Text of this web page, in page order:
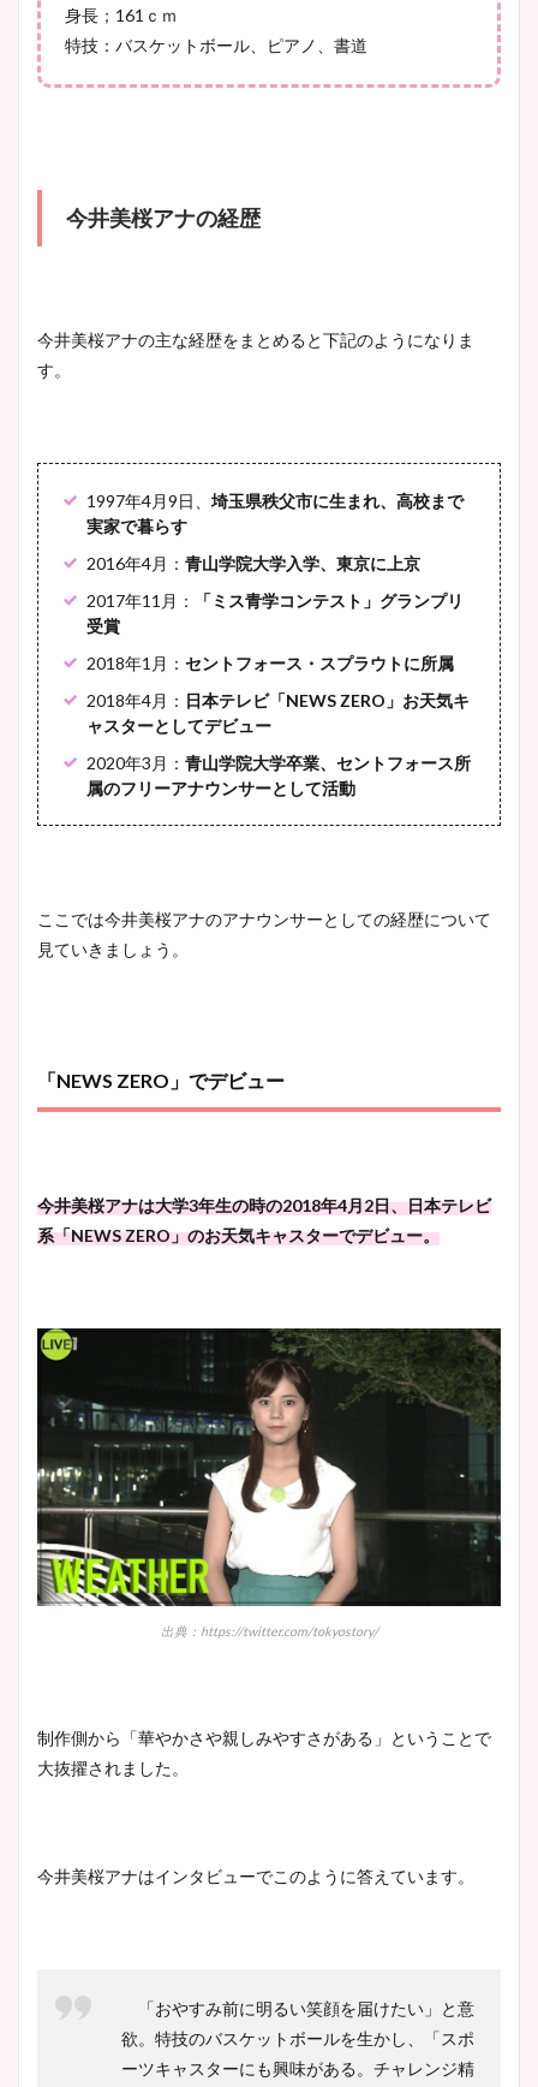
鈴木唯の太ってた時の体重が
池谷実悠アナのメガネ画像が
まとめた！
身長；161ｃｍ
特技：バスケットボール、ピアノ、書道
今井美桜アナの経歴
今井美桜アナの主な経歴をまとめると下記のようになりま
す。
1997年4月9日、 埼玉県秩父市に生まれ、高校まで
実家で暮らす
2016年4月： 青山学院大学入学、東京に上京
2017年11月：
「ミス青学コンテスト」グランプリ
受賞
2018年1月： セントフォース・スプラウトに所属
2018年4月： 日本テレビ「NEWS ZERO」お天気キ
ャスターとしてデビュー
2020年3月： 青山学院大学卒業、セントフォース所
属のフリーアナウンサーとして活動
ここでは今井美桜アナのアナウンサーとしての経歴について
見ていきましょう。
「NEWS ZERO」でデビュー
今井美桜アナは大学3年生の時の2018年4月2日、日本テレビ
系「NEWS ZERO」のお天気キャスターでデビュー。
出典：https://twitter.com/tokyostory/
制作側から「華やかさや親しみやすさがある」ということで
大抜擢されました。
今井美桜アナはインタビューでこのように答えています。
「おやすみ前に明るい笑顔を届けたい」と意
欲。特技のバスケットボールを生かし、「スポ
ーツキャスターにも興味がある。チャレンジ精